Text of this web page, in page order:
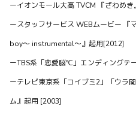
waffles officialがTwitterを
4年弱前
昨日はご来場＆ご鑑賞、本当
ットリスト、写真、感想など
も現地でいただいたので、待
あれば、またぜひ教えてくだ
ーイオンモール大高 TVCM 『ざわめ
ースタッフサービス WEBムービー
boy～ instrumental～』起用[2012]
ーTBS系「恋愛脳℃」エンディングテ
ーテレビ東京系「コイブミ2」「ウラ
ム』起用 [2003]